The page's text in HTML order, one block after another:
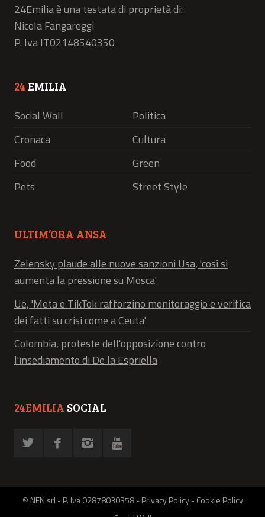
24Emilia è una testata di proprietà di:
Nicola Fangareggi
P. Iva IT02148540350
24 EMILIA
Social Wall
Politica
Cronaca
Cultura
Food
Green
Pets
Street Style
ULTIM’ORA ANSA
Zelensky plaude alle nuove sanzioni Usa, 'così si
aumenta la pressione su Mosca'
Ue, 'Meta e TikTok rafforzino monitoraggio e verifica
dei fatti su crisi come a Ceuta'
Colombia, proteste dell'opposizione contro
l'insediamento di De la Espriella
24EMILIA SOCIAL
© NFN srl - P. Iva 02878030358 -Privacy Policy-Cookie Policy